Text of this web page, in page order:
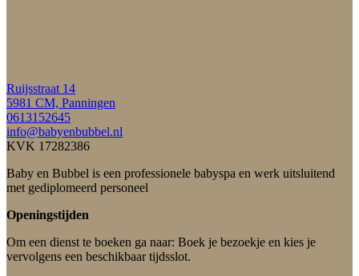
Ruijsstraat 14
5981 CM, Panningen
0613152645
info@babyenbubbel.nl
KVK 17282386
Baby en Bubbel is een professionele babyspa en werk uitsluitend
met gediplomeerd personeel
Openingstijden
Om een dienst te boeken ga naar: Boek je bezoekje en kies je
vervolgens een beschikbaar tijdsslot.